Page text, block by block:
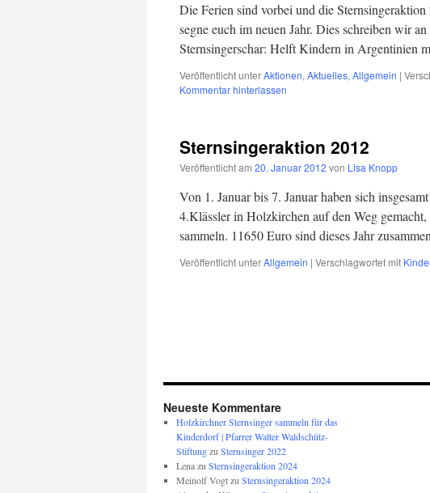
Die Ferien sind vorbei und die
segne euch im neuen Jahr. Dies schreiben wir
Sternsingerschar: Helft Kindern in Argentinien
Veröffentlicht unterAktionen, Aktuelles, Allgemein |
Kommentar hinterlassen
Sternsingeraktion 2012
Veröffentlicht am 20. Januar 2012 von Lisa Knopp
Von 1. Januar bis 7. Januar haben sich
4.Klässler in Holzkirchen auf den Weg
sammeln. 11650 Euro sind dieses Jahr
Veröffentlicht unterAllgemein | Verschlagwortet mit
Neueste Kommentare
Holzkirchner Sternsinger sammeln für das
Kinderdorf | Pfarrer Walter Waldschütz-
Stiftungzu Sternsinger 2022
Lenazu Sternsingeraktion 2024
Meinolf Vogtzu Sternsingeraktion 2024